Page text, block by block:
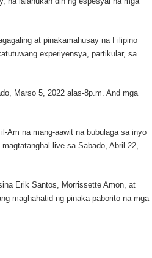
at pinakamahusay na Filipino
experiyensya, partikular, sa
Marso 5, 2022 alas-8p.m. And mga
Am na mang-aawit na bubulaga sa inyo
live sa Sabado, Abril 22,
Erik Santos, Morrissette Amon, at
maghahatid ng pinaka-paborito na mga